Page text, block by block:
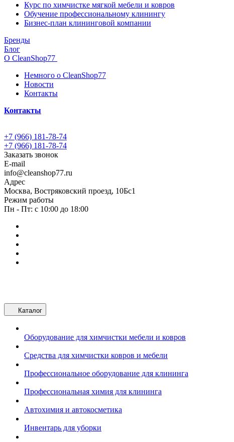
Курс по химчистке мягкой мебели и ковров
Обучение профессиональному клинингу
Бизнес-план клининговой компании
Бренды
Блог
О CleanShop77
Немного о CleanShop77
Новости
Контакты
Контакты
+7 (966) 181-78-74
+7 (966) 181-78-74
Заказать звонок
E-mail
info@cleanshop77.ru
Адрес
Москва, Востряковский проезд, 10Бс1
Режим работы
Пн - Пт: с 10:00 до 18:00
Каталог
Оборудование для химчистки мебели и ковров
Средства для химчистки ковров и мебели
Профессиональное оборудование для клининга
Профессиональная химия для клининга
Автохимия и автокосметика
Инвентарь для уборки